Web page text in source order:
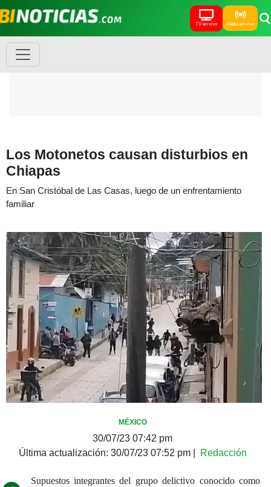
TV en vivo Radio en vivo
Los Motonetos causan disturbios en
Chiapas
En San Cristóbal de Las Casas, luego de un enfrentamiento
familiar
MÉXICO
30/07/23 07:42 pm
Última actualización: 30/07/23 07:52 pm| Redacción
Supuestos integrantes del grupo delictivo conocido como